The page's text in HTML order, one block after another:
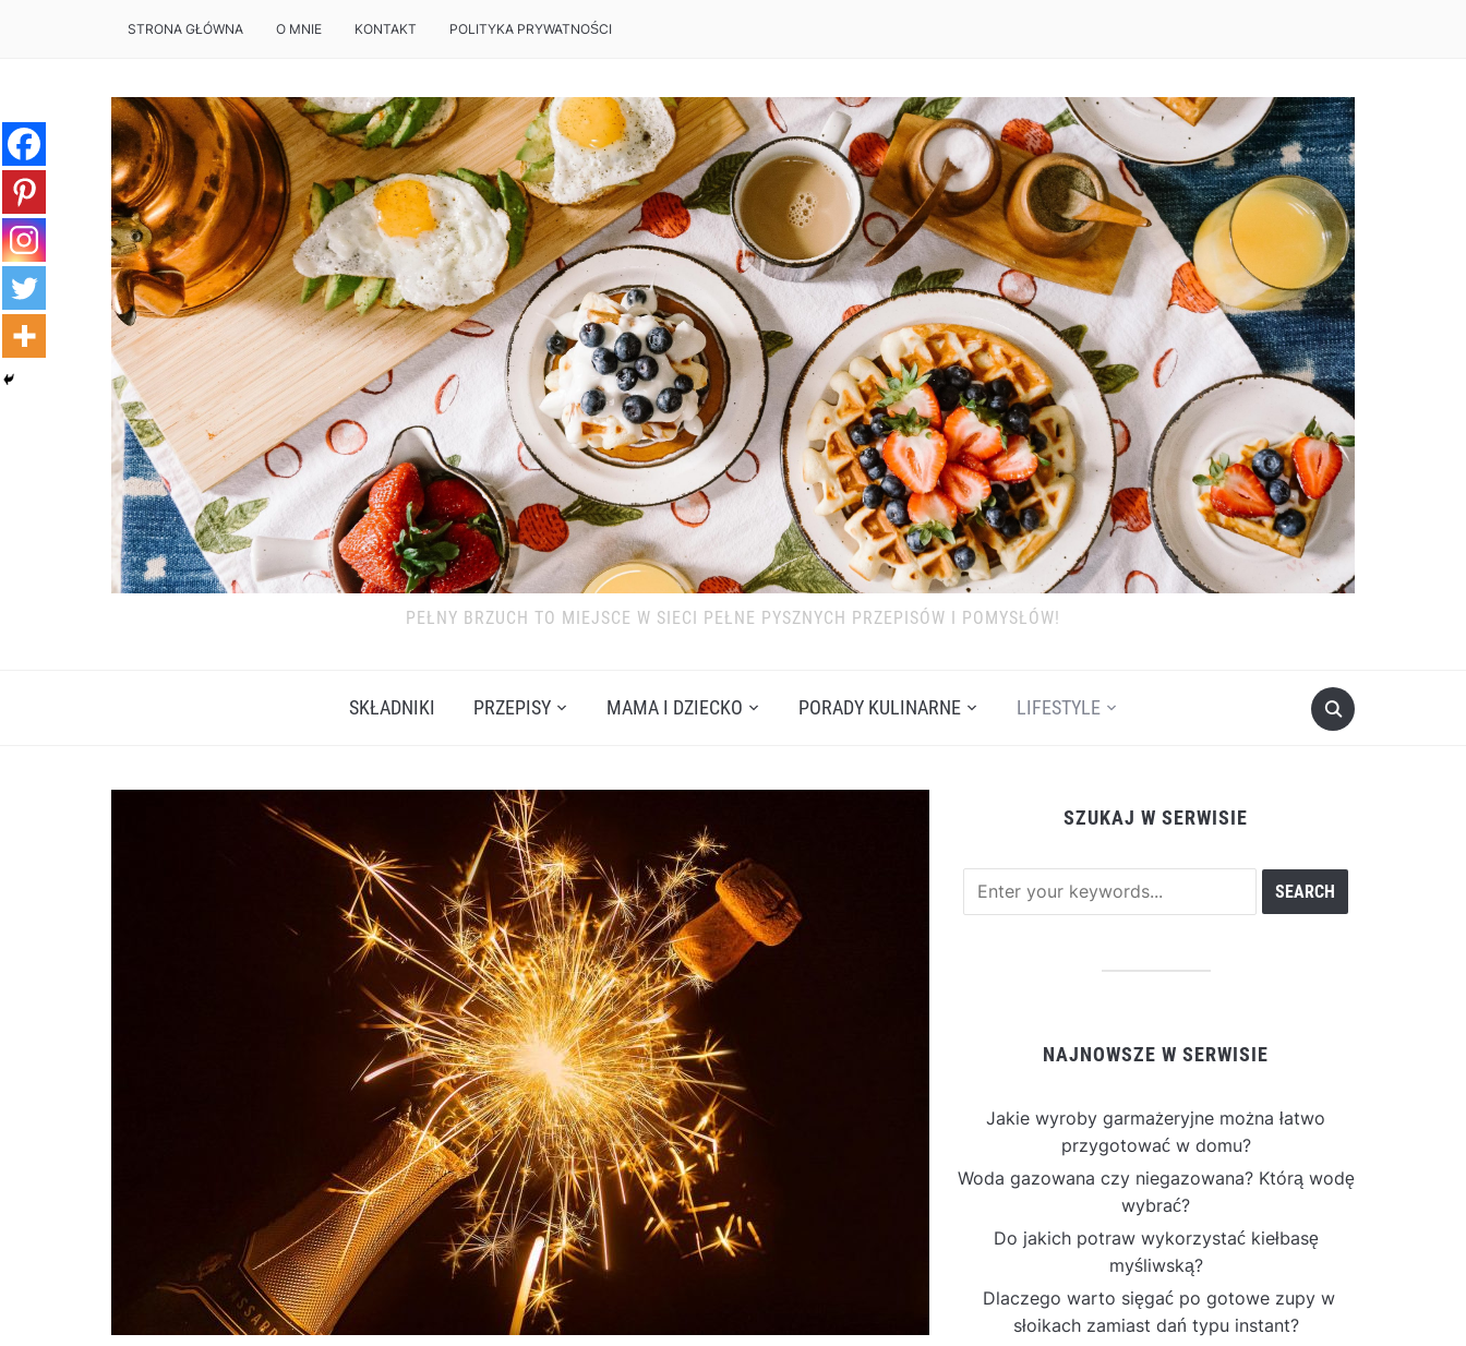
STRONA GŁÓWNA O MNIE KONTAKT POLITYKA PRYWATNOŚCI
PEŁNY BRZUCH TO MIEJSCE W SIECI PEŁNE PYSZNYCH PRZEPISÓW I POMYSŁÓW!
SKŁADNIKI PRZEPISY MAMA I DZIECKO PORADY KULINARNE LIFESTYLE
SZUKAJ W SERWISIE
NAJNOWSZE W SERWISIE
Jakie wyroby garmażeryjne można łatwo
przygotować w domu?
Woda gazowana czy niegazowana? Którą wodę
wybrać?
Do jakich potraw wykorzystać kiełbasę
myśliwską?
Dlaczego warto sięgać po gotowe zupy w
słoikach zamiast dań typu instant?